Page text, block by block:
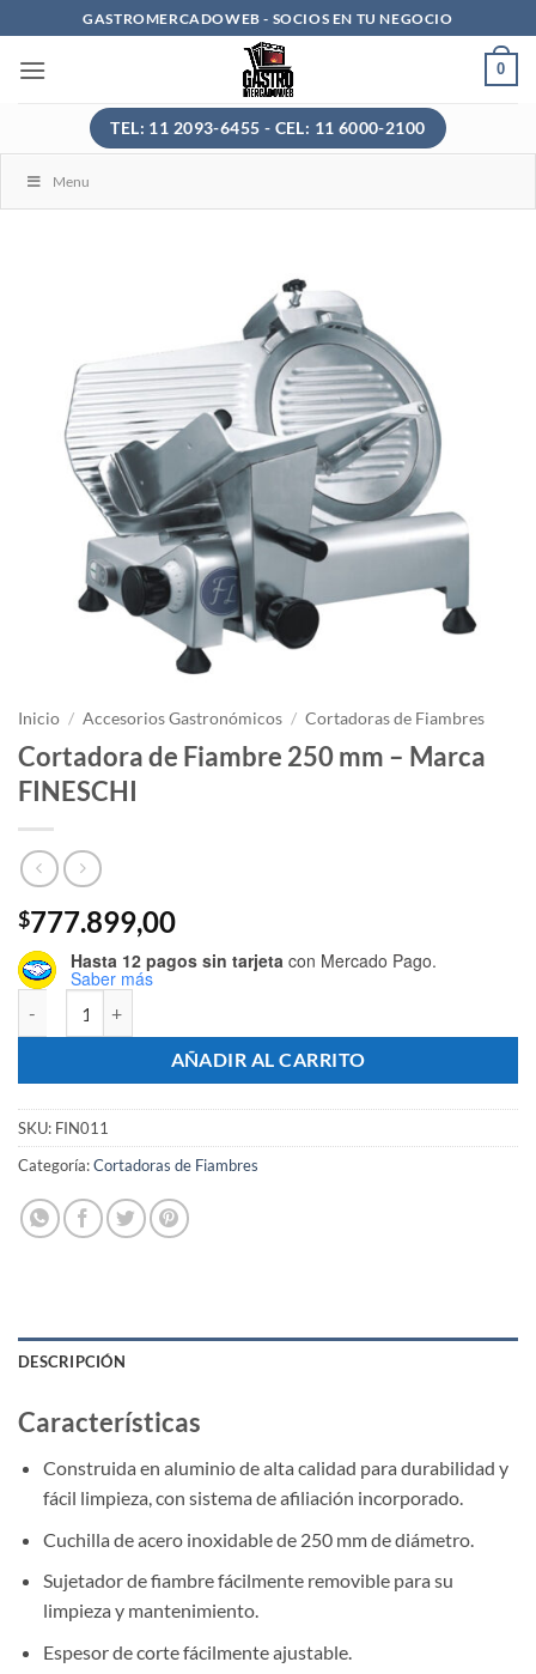
al
contenido
GASTROMERCADOWEB - SOCIOS EN TU NEGOCIO
0
TEL: 11 2093-6455 - CEL: 11 6000-2100
Menu
Inicio / Accesorios Gastronómicos / Cortadoras de Fiambres
Cortadora de Fiambre 250 mm – Marca
FINESCHI
$777.899,00
Hasta 12 pagos sin tarjeta con Mercado Pago.
Saber más
AÑADIR AL CARRITO
SKU: FIN011
Categoría:Cortadoras de Fiambres
DESCRIPCIÓN
Características
Construida en aluminio de alta calidad para durabilidad y
fácil limpieza, con sistema de afiliación incorporado.
Cuchilla de acero inoxidable de 250 mm de diámetro.
Sujetador de fiambre fácilmente removible para su
limpieza y mantenimiento.
Espesor de corte fácilmente ajustable.